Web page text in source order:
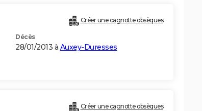
Créer une cagnotte obsèques
Décès
28/01/2013 à Auxey-Duresses
Créer une cagnotte obsèques